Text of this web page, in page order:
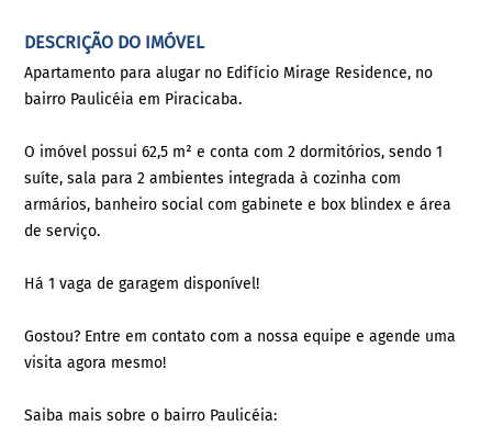
DESCRIÇÃO DO IMÓVEL
Apartamento para alugar no Edifício Mirage Residence, no
bairro Paulicéia em Piracicaba.
O imóvel possui 62,5 m² e conta com 2 dormitórios, sendo 1
suíte, sala para 2 ambientes integrada à cozinha com
armários, banheiro social com gabinete e box blindex e área
de serviço.
Há 1 vaga de garagem disponível!
Gostou? Entre em contato com a nossa equipe e agende uma
visita agora mesmo!
Saiba mais sobre o bairro Paulicéia: